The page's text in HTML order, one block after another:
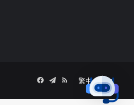
繁中 簡中
Facebook
Telegram
RSS